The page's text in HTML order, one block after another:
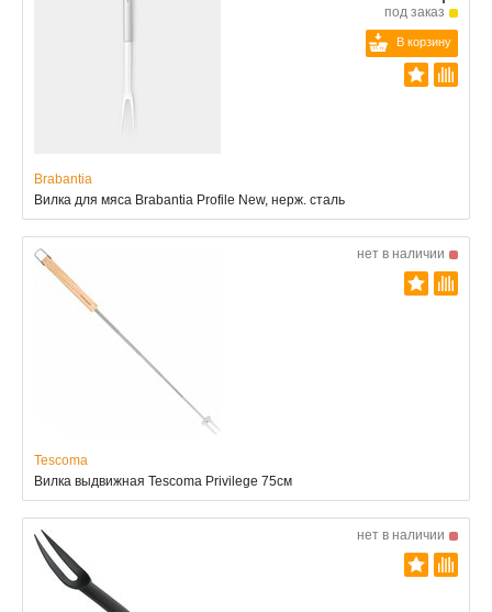
под заказ
В корзину
Brabantia
Вилка для мяса Brabantia Profile New, нерж. сталь
нет в наличии
Tescoma
Вилка выдвижная Tescoma Privilege 75см
нет в наличии